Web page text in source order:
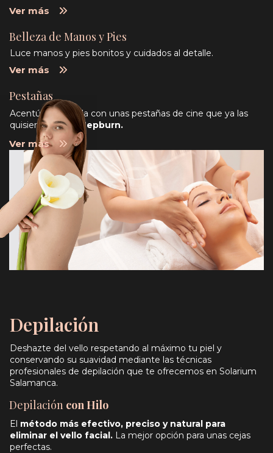
Ver más
Belleza de Manos y Pies
Luce manos y pies bonitos y cuidados al detalle.
Ver más
Pestañas
Acentúa tu mirada con unas pestañas de cine que ya las
quisieraAudrey Hepburn.
Ver más
Depilación
Deshazte del vello respetando al máximo tu piel y
conservando su suavidad mediante las técnicas
profesionales de depilación que te ofrecemos en Solarium
Salamanca.
Depilación con Hilo
El método más efectivo, preciso y natural para
eliminar el vello facial. La mejor opción para unas cejas
perfectas.